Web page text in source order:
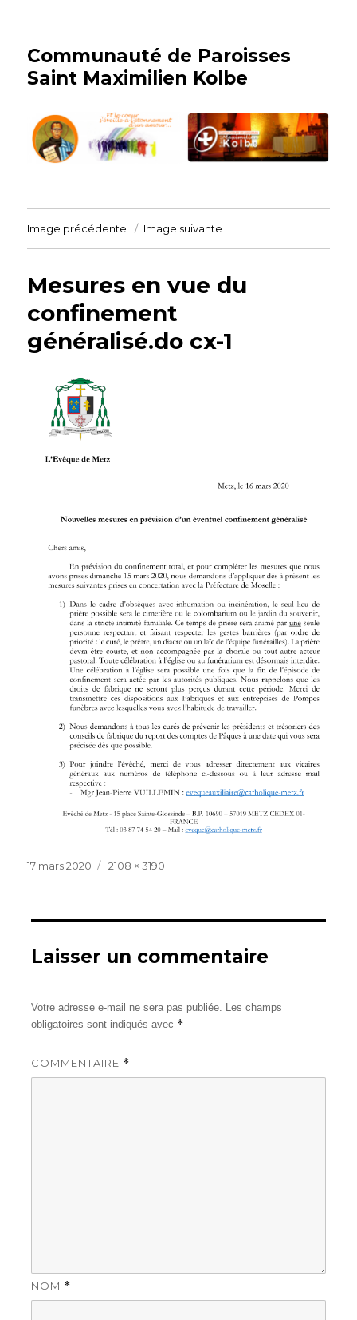
Communauté de Paroisses
Saint Maximilien Kolbe
Image précédente Image suivante
Mesures en vue du
confinement
généralisé.do cx-1
Publié
17 mars 2020
Taille
2108 × 3190
Laisser un commentaire
Votre adresse e-mail ne sera pas publiée. Les champs
obligatoires sont indiqués avec *
COMMENTAIRE *
NOM *